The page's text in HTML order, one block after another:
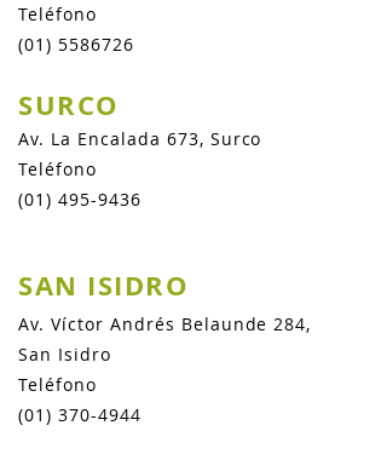
Teléfono
(01) 5586726
SURCO
Av. La Encalada 673, Surco
Teléfono
(01) 495-9436
SAN ISIDRO
Av. Víctor Andrés Belaunde 284,
San Isidro
Teléfono
(01) 370-4944